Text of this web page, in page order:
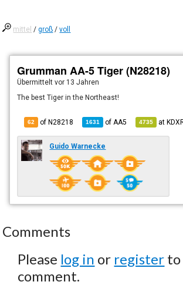
mittel /groß /voll
Grumman AA-5 Tiger (N28218)
Übermitteltvor 13 Jahren
The best Tiger in the Northeast!
62 of N28218 1631 of AA5 4735 at
Guido Warnecke
Comments
Please log in or register to
comment.